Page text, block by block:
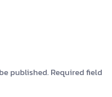
published. Required field